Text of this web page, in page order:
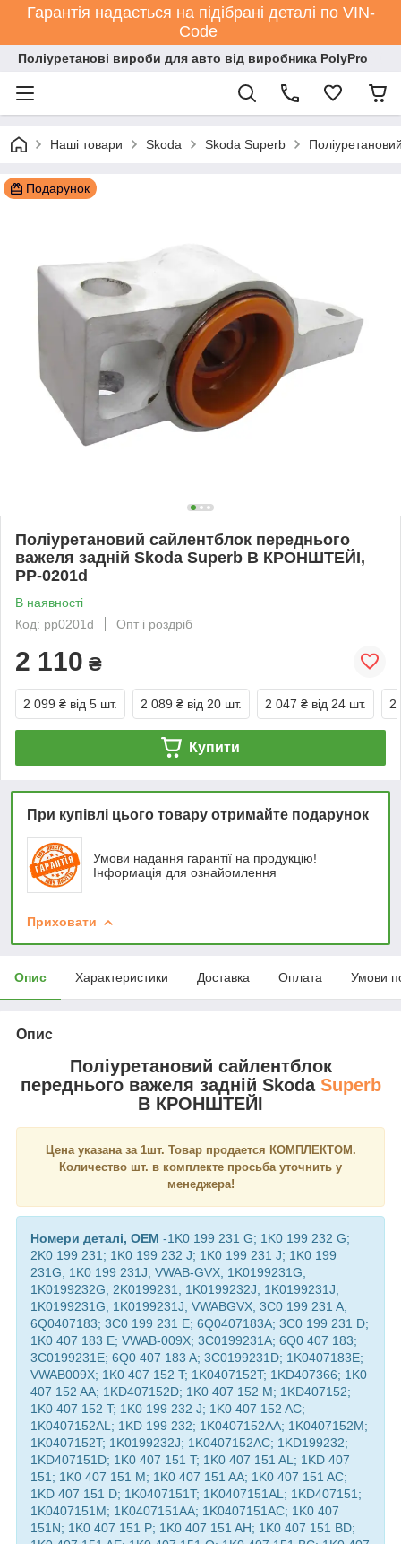
Гарантія надається на підібрані деталі по VIN-
Code
Поліуретанові вироби для авто від виробника PolyPro
Наші товари Skoda Skoda Superb
Подарунок
Поліуретановий сайлентблок переднього
важеля задній Skoda Superb В КРОНШТЕЙІ,
PP-0201d
В наявності
Код: pp0201d
Опт і роздріб
2 110 ₴
2 099 ₴ від 5 шт. 2 089 ₴ від 20 шт. 2 047 ₴ від 24 шт. 2
Купити
При купівлі цього товару отримайте подарунок
Умови надання гарантії на продукцію!
Інформація для ознайомлення
Приховати
Опис Характеристики Доставка Оплата Умови
Опис
Поліуретановий сайлентблок
переднього важеля задній Skoda Superb
В КРОНШТЕЙІ
Цена указана за 1шт. Товар продается КОМПЛЕКТОМ.
Количество шт. в комплекте просьба уточнить у
менеджера!
Номери деталі, OEM -1K0 199 231 G; 1K0 199 232 G;
2K0 199 231; 1K0 199 232 J; 1K0 199 231 J; 1K0 199
231G; 1K0 199 231J; VWAB-GVX; 1K0199231G;
1K0199232G; 2K0199231; 1K0199232J; 1K0199231J;
1K0199231G; 1K0199231J; VWABGVX; 3C0 199 231 A;
6Q0407183; 3C0 199 231 E; 6Q0407183A; 3C0 199 231 D;
1K0 407 183 E; VWAB-009X; 3C0199231A; 6Q0 407 183;
3C0199231E; 6Q0 407 183 A; 3C0199231D; 1K0407183E;
VWAB009X; 1K0 407 152 T; 1K0407152T; 1KD407366; 1K0
407 152 AA; 1KD407152D; 1K0 407 152 M; 1KD407152;
1K0 407 152 T; 1K0 199 232 J; 1K0 407 152 AC;
1K0407152AL; 1KD 199 232; 1K0407152AA; 1K0407152M;
1K0407152T; 1K0199232J; 1K0407152AC; 1KD199232;
1KD407151D; 1K0 407 151 T; 1K0 407 151 AL; 1KD 407
151; 1K0 407 151 M; 1K0 407 151 AA; 1K0 407 151 AC;
1KD 407 151 D; 1K0407151T; 1K0407151AL; 1KD407151;
1K0407151M; 1K0407151AA; 1K0407151AC; 1K0 407
151N; 1K0 407 151 P; 1K0 407 151 AH; 1K0 407 151 BD;